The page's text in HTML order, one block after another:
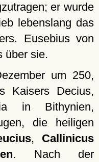
er wurde
lebenslang das
Eusebius von
über sie.
um 250,
Kaisers Decius,
in Bithynien,
die heiligen
, Callinicus
. Nach der